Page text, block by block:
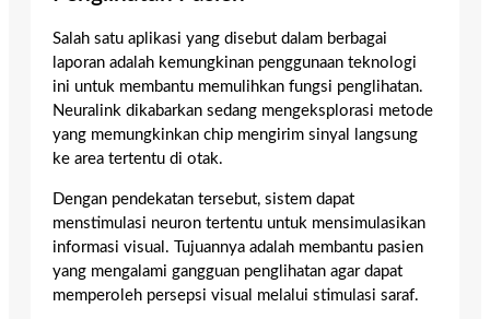
Salah satu aplikasi yang disebut dalam berbagai
laporan adalah kemungkinan penggunaan teknologi
ini untuk membantu memulihkan fungsi penglihatan.
Neuralink dikabarkan sedang mengeksplorasi metode
yang memungkinkan chip mengirim sinyal langsung
ke area tertentu di otak.
Dengan pendekatan tersebut, sistem dapat
menstimulasi neuron tertentu untuk mensimulasikan
informasi visual. Tujuannya adalah membantu pasien
yang mengalami gangguan penglihatan agar dapat
memperoleh persepsi visual melalui stimulasi saraf.